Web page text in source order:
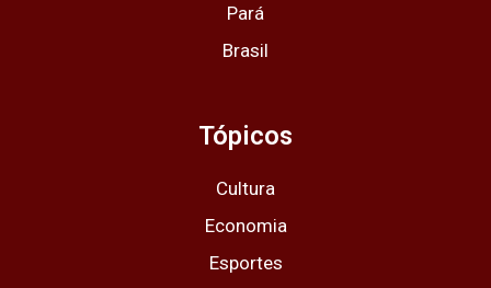
Pará
Brasil
Tópicos
Cultura
Economia
Esportes